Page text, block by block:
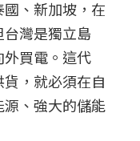
、新加坡，在
灣是獨立島
買電。這代
，就必須在自
、強大的儲能